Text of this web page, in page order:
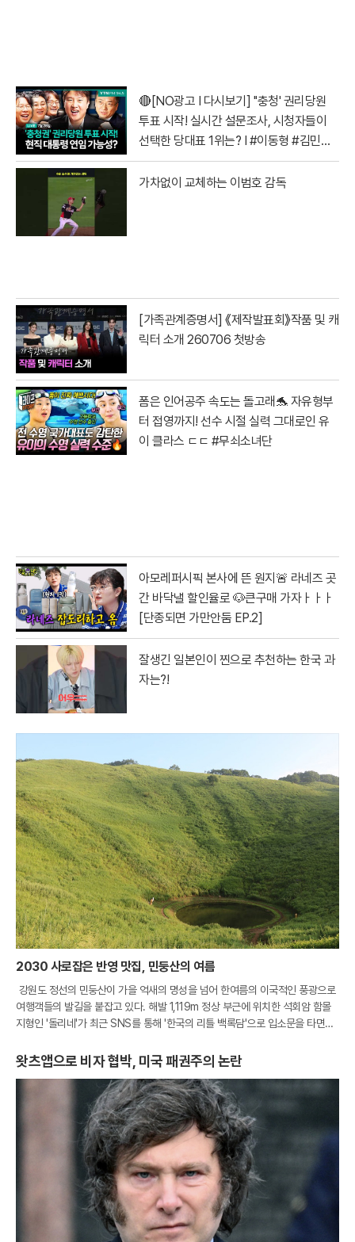
🔴[NO광고 I 다시보기] ''충청' 권리당원
투표 시작! 실시간 설문조사, 시청자들이
선택한 당대표 1위는? I #이동형 #김민석
#정청래 #전당대회
가차없이 교체하는 이범호 감독
[가족관계증명서] 《제작발표회》작품 및 캐
릭터 소개 260706 첫방송
폼은 인어공주 속도는 돌고래🐬 자유형부
터 접영까지! 선수 시절 실력 그대로인 유
이 클라스 ㄷㄷ #무쇠소녀단
아모레퍼시픽 본사에 뜬 원지🚨 라네즈 곳
간 바닥낼 할인율로 🐶큰구매 가자ㅏㅏㅏ
[단종되면 가만안둠 EP.2]
잘생긴 일본인이 찐으로 추천하는 한국 과
자는?!
2030 사로잡은 반영 맛집, 민둥산의 여름
강원도 정선의 민둥산이 가을 억새의 명성을 넘어 한여름의 이국적인 풍광으로
여행객들의 발길을 붙잡고 있다. 해발 1,119m 정상 부근에 위치한 석회암 함몰
지형인 '돌리네'가 최근 SNS를 통해 '한국의 리틀 백록담'으로 입소문을 타면서
왓츠앱으로 비자 협박, 미국 패권주의 논란